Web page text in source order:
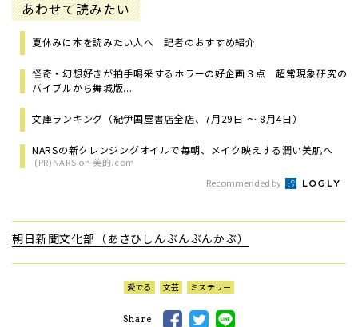
あわせて読みたい
夏休みに本を読みたい人へ 記者のおすすめ紹介
怪奇・幻想好きが拍手喝采するホラーの好企画３点 超常現象研究の
バイブルから舞城版...
文庫ランキング（紀伊国屋書店全店、7月29日 ～ 8月4日）
NARSの新クレンジングオイルで毎朝、メイク映えする潤い美肌へ
(PR)NARS on 美的.com
Recommended by
朝日新聞文化部（あさひしんぶんぶんかぶ）
愛でる 文芸 ミステリー
Share